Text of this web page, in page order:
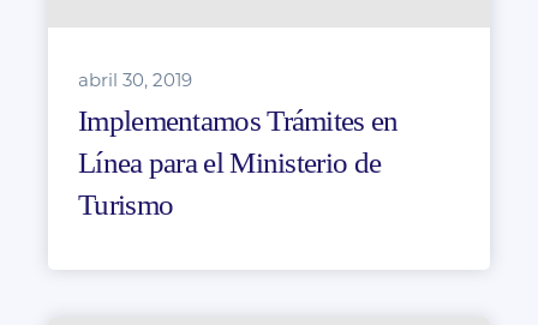
abril 30, 2019
Implementamos Trámites en
Línea para el Ministerio de
Turismo